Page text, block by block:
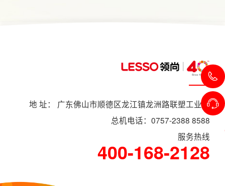
地 址： 广东佛山市顺德区龙江镇龙洲路联塑工业村
总机电话：0757-2388 8588
服务热线
400-168-2128